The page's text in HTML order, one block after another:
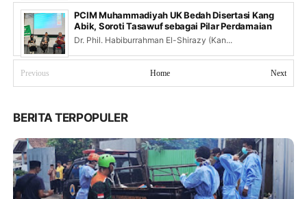
PCIM Muhammadiyah UK Bedah Disertasi Kang
Abik, Soroti Tasawuf sebagai Pilar Perdamaian
Dr. Phil. Habiburrahman El-Shirazy (Kan...
Previous Next
Home
BERITA TERPOPULER